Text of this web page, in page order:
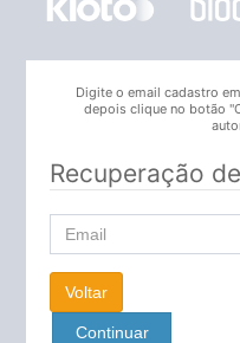
Digite o email cadastro
depois clique no botão
Recuperação